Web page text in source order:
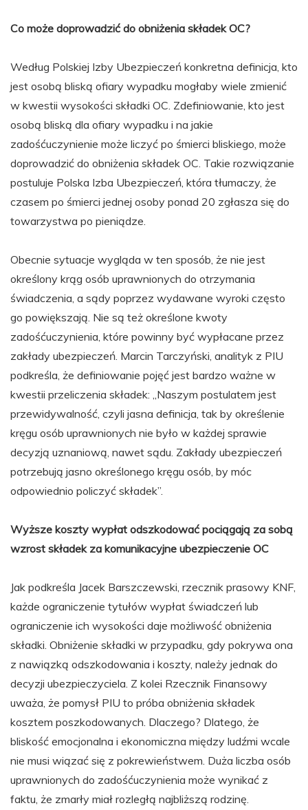
Co może doprowadzić do obniżenia składek OC?
Według Polskiej Izby Ubezpieczeń konkretna definicja, kto
jest osobą bliską ofiary wypadku mogłaby wiele zmienić
w kwestii wysokości składki OC. Zdefiniowanie, kto jest
osobą bliską dla ofiary wypadku i na jakie
zadośćuczynienie może liczyć po śmierci bliskiego, może
doprowadzić do obniżenia składek OC. Takie rozwiązanie
postuluje Polska Izba Ubezpieczeń, która tłumaczy, że
czasem po śmierci jednej osoby ponad 20 zgłasza się do
towarzystwa po pieniądze.
Obecnie sytuacje wygląda w ten sposób, że nie jest
określony krąg osób uprawnionych do otrzymania
świadczenia, a sądy poprzez wydawane wyroki często
go powiększają. Nie są też określone kwoty
zadośćuczynienia, które powinny być wypłacane przez
zakłady ubezpieczeń. Marcin Tarczyński, analityk z PIU
podkreśla, że definiowanie pojęć jest bardzo ważne w
kwestii przeliczenia składek: „Naszym postulatem jest
przewidywalność, czyli jasna definicja, tak by określenie
kręgu osób uprawnionych nie było w każdej sprawie
decyzją uznaniową, nawet sądu. Zakłady ubezpieczeń
potrzebują jasno określonego kręgu osób, by móc
odpowiednio policzyć składek”.
Wyższe koszty wypłat odszkodować pociągają za sobą
wzrost składek za komunikacyjne ubezpieczenie OC
Jak podkreśla Jacek Barszczewski, rzecznik prasowy KNF,
każde ograniczenie tytułów wypłat świadczeń lub
ograniczenie ich wysokości daje możliwość obniżenia
składki. Obniżenie składki w przypadku, gdy pokrywa ona
z nawiązką odszkodowania i koszty, należy jednak do
decyzji ubezpieczyciela. Z kolei Rzecznik Finansowy
uważa, że pomysł PIU to próba obniżenia składek
kosztem poszkodowanych. Dlaczego? Dlatego, że
bliskość emocjonalna i ekonomiczna między ludźmi wcale
nie musi wiązać się z pokrewieństwem. Duża liczba osób
uprawnionych do zadośćuczynienia może wynikać z
faktu, że zmarły miał rozległą najbliższą rodzinę.